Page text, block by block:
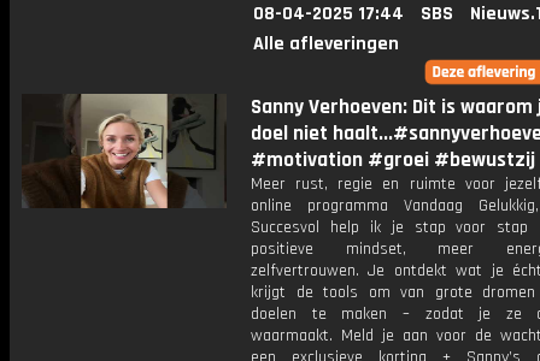
08-04-2025 17:44 SBS
Alle afleveringen
Sanny Verhoeven: Dit is waarom
doel niet
#motivation #groei #bewustzij
Meer rust, regie en ruimte voor
online programma Vandaag
Succesvol help ik je stap voor stap
positieve mindset, meer
zelfvertrouwen. Je ontdekt wat je
krijgt de tools om van grote dromen
doelen te maken – zodat je ze
waarmaakt. Meld je aan voor de